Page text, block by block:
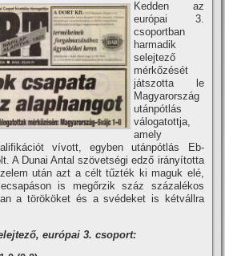
Kedden az
európai 3.
csoportban
harmadik
selejtező
mérkőzését
játszotta le
Magyarország
utánpótlás
válogatottja,
amely
ví­vott, egyben utánpótlás Eb-
A Dunai Antal szövetségi edző irányí­totta
után azt a célt tűzték ki maguk elé,
is megőrzik száz százalékos
a törököket és a svédeket is kétvállra
európai 3. csoport: